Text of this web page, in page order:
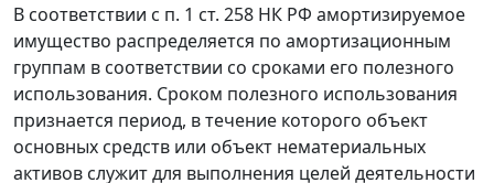
В соответствии с п. 1 ст. 258 НК РФ амортизируемое
имущество распределяется по амортизационным
группам в соответствии со сроками его полезного
использования. Сроком полезного использования
признается период, в течение которого объект
основных средств или объект нематериальных
активов служит для выполнения целей деятельности